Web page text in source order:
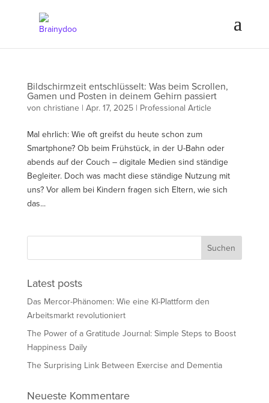
Bildschirmzeit entschlüsselt: Was beim Scrollen,
Gamen und Posten in deinem Gehirn passiert
von christiane| Apr. 17, 2025| Professional Article
Mal ehrlich: Wie oft greifst du heute schon zum
Smartphone? Ob beim Frühstück, in der U-Bahn oder
abends auf der Couch – digitale Medien sind ständige
Begleiter. Doch was macht diese ständige Nutzung mit
uns? Vor allem bei Kindern fragen sich Eltern, wie sich
das...
Latest posts
Das Mercor-Phänomen: Wie eine KI-Plattform den
Arbeitsmarkt revolutioniert
The Power of a Gratitude Journal: Simple Steps to Boost
Happiness Daily
The Surprising Link Between Exercise and Dementia
Neueste Kommentare